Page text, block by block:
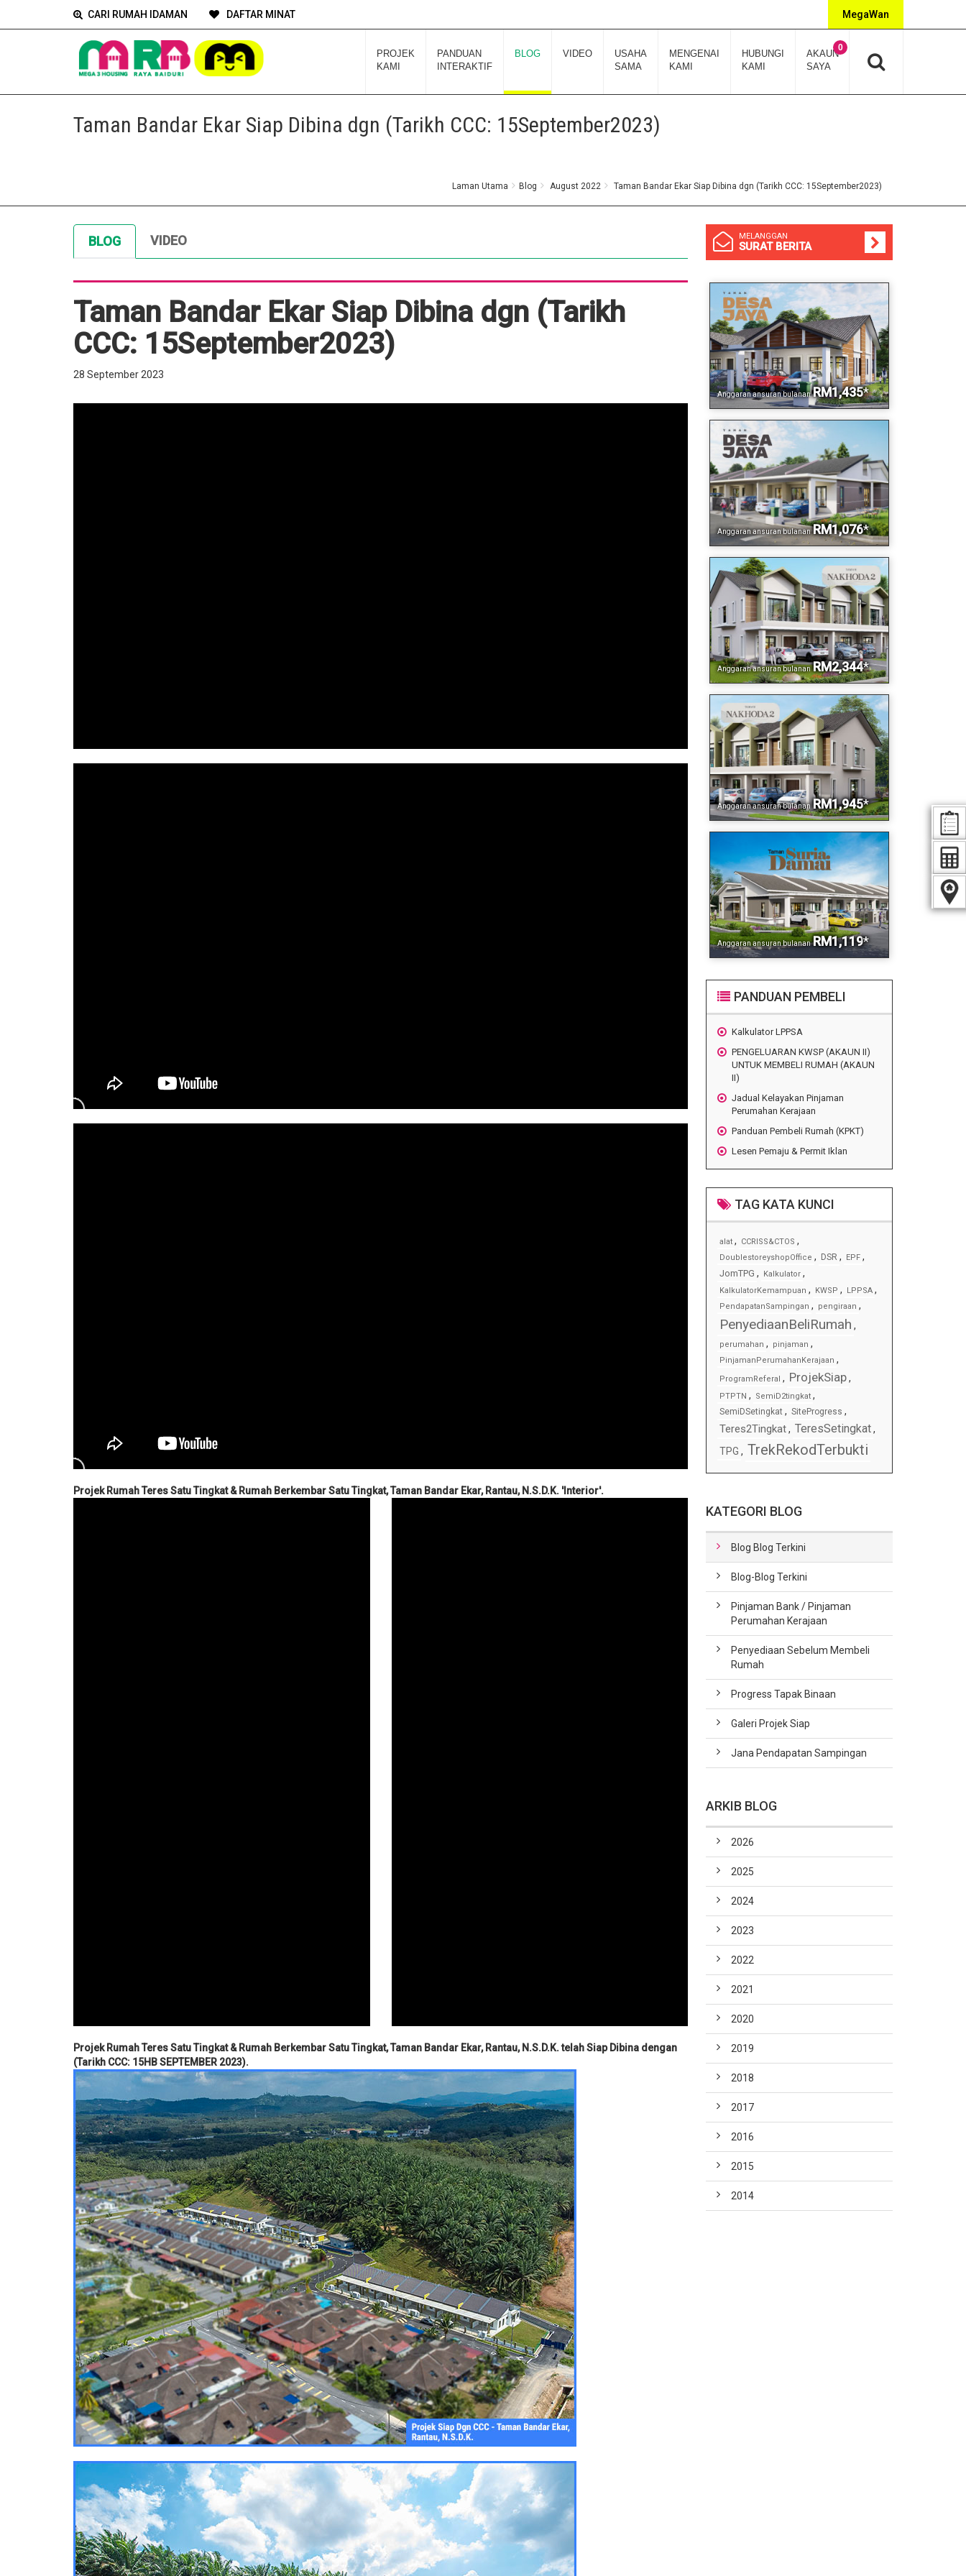
CARI RUMAH IDAMAN DAFTAR MINAT MegaWan
PROJEK
KAMI
PANDUAN
INTERAKTIF
BLOG VIDEO
USAHA
SAMA
MENGENAI
KAMI
HUBUNGI
KAMI
AKAUN
SAYA
0
Taman Bandar Ekar Siap Dibina dgn (Tarikh CCC: 15September2023)
Laman Utama Blog August 2022 Taman Bandar Ekar Siap Dibina dgn (Tarikh CCC: 15September2023)
BLOG VIDEO
Taman Bandar Ekar Siap Dibina dgn (Tarikh
CCC: 15September2023)
28 September 2023
Projek Rumah Teres Satu Tingkat & Rumah Berkembar Satu Tingkat,Taman Bandar Ekar, Rantau, N.S.D.K. 'Interior'.
Projek Rumah Teres Satu Tingkat & Rumah Berkembar Satu Tingkat,Taman Bandar Ekar, Rantau, N.S.D.K. telah Siap Dibina dengan
(Tarikh CCC: 15HB SEPTEMBER 2023)​.
MELANGGAN
SURAT BERITA
Anggaran ansuran bulanan RM1,435*
Anggaran ansuran bulanan RM1,076*
Anggaran ansuran bulanan RM2,344*
Anggaran ansuran bulanan RM1,945*
Anggaran ansuran bulanan RM1,119*
PANDUAN PEMBELI
Kalkulator LPPSA
PENGELUARAN KWSP (AKAUN II)
UNTUK MEMBELI RUMAH (AKAUN
II)
Jadual Kelayakan Pinjaman
Perumahan Kerajaan
Panduan Pembeli Rumah (KPKT)
Lesen Pemaju & Permit Iklan
TAG KATA KUNCI
alat , CCRISS&CTOS ,
DoublestoreyshopOffice , DSR , EPF ,
JomTPG , Kalkulator ,
KalkulatorKemampuan , KWSP , LPPSA ,
PendapatanSampingan , pengiraan ,
PenyediaanBeliRumah ,
perumahan , pinjaman ,
PinjamanPerumahanKerajaan ,
ProgramReferal , ProjekSiap,
PTPTN , SemiD2tingkat ,
SemiDSetingkat , SiteProgress ,
Teres2Tingkat, TeresSetingkat,
TPG , TrekRekodTerbukti
KATEGORI BLOG
Blog Blog Terkini
Blog-Blog Terkini
Pinjaman Bank / Pinjaman
Perumahan Kerajaan
Penyediaan Sebelum Membeli
Rumah
Progress Tapak Binaan
Galeri Projek Siap
Jana Pendapatan Sampingan
ARKIB BLOG
2026
2025
2024
2023
2022
2021
2020
2019
2018
2017
2016
2015
2014